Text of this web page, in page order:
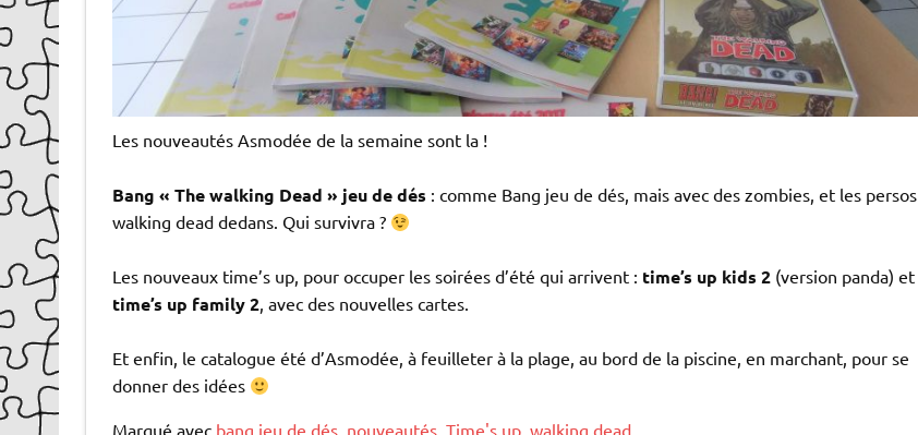
Les nouveautés Asmodée de la semaine sont la !
Bang « The walking Dead » jeu de dés : comme Bang jeu de dés, mais avec des zombies, et les persos
walking dead dedans. Qui survivra ?
Les nouveaux time’s up, pour occuper les soirées d’été qui arrivent : time’s up kids 2(version panda) et
time’s up family 2, avec des nouvelles cartes.
Et enfin, le catalogue été d’Asmodée, à feuilleter à la plage, au bord de la piscine, en marchant, pour se
donner des idées
Marqué avec bang jeu de dés, nouveautés, Time's up, walking dead